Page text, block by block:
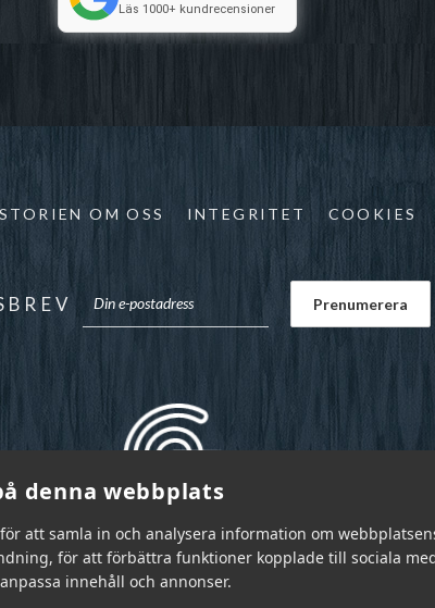
denna webbplats
att samla in och analysera information om
för att förbättra funktioner kopplade till sociala
innehåll och annonser.
Läs 1000+ kundrecensioner
OM OSS INTEGRITET COOKIES